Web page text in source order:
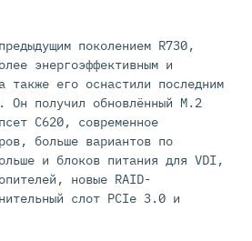
поколением R730,
энергоэффективным и
также его оснастили последним
Он получил обновлённый M.2
C620, современное
больше вариантов по
и блоков питания для VDI,
новые RAID-
слот PCIe 3.0 и